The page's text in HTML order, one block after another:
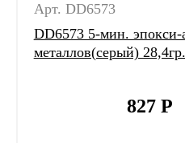
Арт. DD6573
DD6573 5-мин. эпокси-
металлов(серый) 28,4гр.
827Р